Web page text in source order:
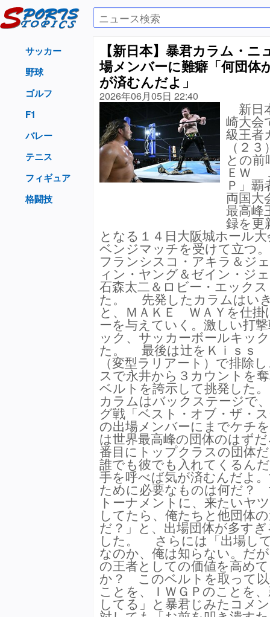
サッカー
野球
ゴルフ
F1
バレー
テニス
フィギュア
格闘技
【新日本】暴君カラム・
場メンバーに難癖「何団体
が済むんだよ」
2026年06月05日 22:40
新日
崎大会
級王者
（２
との
ＥＷ
Ｐ」
両国大
最高峰
録を更
となる１４日大阪城ホール
ベンジマッチを受けて立つ
フランシスコ・アキラ＆ジ
ィン・ヤング＆ゼイン・ジ
石森太二＆ロビー・エック
た。 先発したカラムはい
と、ＭＡＫＥ ＷＡＹを仕
ーを与えていく。激しい打
ック、サッカーボールキッ
た。 最後は辻をＫｉｓｓ
（変型ラリアート）で排除
スで永井から３カウントを
ベルトを誇示して挑発した
カラムはバックステージで
グ戦「ベスト・オブ・ザ・
の出場メンバーにまでケチ
は世界最高峰の団体のはず
番目にトップクラスの団体
誰でも彼でも入れてくるん
手を呼べば気が済むんだよ
ために必要なものは何だ？
トーナメントに、来たいヤ
してたら、俺たちと他団体
だ？」と、出場団体が多す
した。 さらには「出場し
なのか、俺は知らない。だ
の王者としての価値を高め
か？ このベルトを取って
ことを、ＩＷＧＰのことを
してる」と暴君じみたコ